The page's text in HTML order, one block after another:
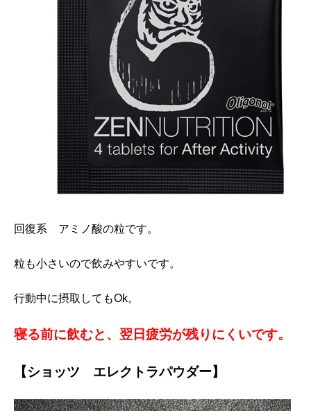
回復系 アミノ酸の粒です。
粒も小さいので飲みやすいです。
行動中に摂取してもOk。
寝る前に飲むと、翌日疲労が残りにくいです。
【ショッツ エレクトラパウダー】